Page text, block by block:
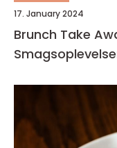
17. January 2024
Brunch Take